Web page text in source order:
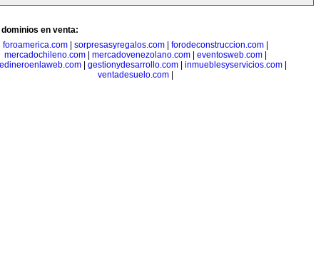
en venta:
foroamerica.com
sorpresasyregalos.com forodeconstruccion.com
mercadochileno.com
mercadovenezolano.com eventosweb.com
gestionydesarrollo.com inmueblesyservicios.com
ventadesuelo.com